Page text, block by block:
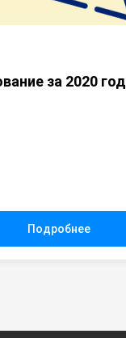
за 2020 год
Подробнее